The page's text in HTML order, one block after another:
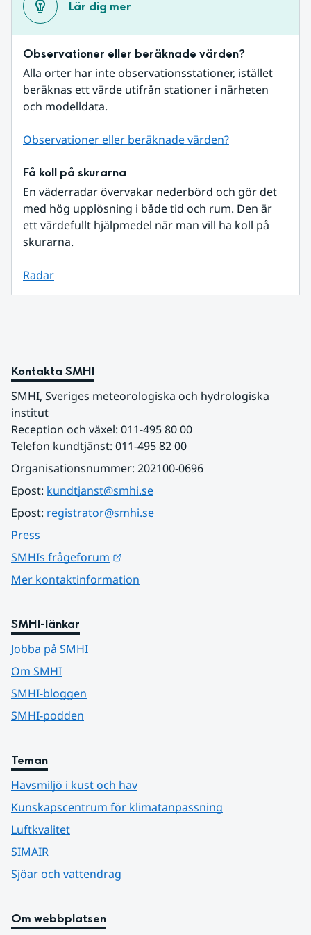
Lär dig mer
Observationer eller beräknade värden?
Alla orter har inte observationsstationer, istället
beräknas ett värde utifrån stationer i närheten
och modelldata.
Observationer eller beräknade värden?
Få koll på skurarna
En väderradar övervakar nederbörd och gör det
med hög upplösning i både tid och rum. Den är
ett värdefullt hjälpmedel när man vill ha koll på
skurarna.
Radar
Kontakta SMHI
SMHI, Sveriges meteorologiska och hydrologiska
institut
Reception och växel: 011-495 80 00
Telefon kundtjänst: 011-495 82 00
Organisationsnummer: 202100-0696
Epost: kundtjanst@smhi.se
Epost: registrator@smhi.se
Press
SMHIs frågeforum
Mer kontaktinformation
SMHI-länkar
Jobba på SMHI
Om SMHI
SMHI-bloggen
SMHI-podden
Teman
Havsmiljö i kust och hav
Kunskapscentrum för klimatanpassning
Luftkvalitet
SIMAIR
Sjöar och vattendrag
Om webbplatsen